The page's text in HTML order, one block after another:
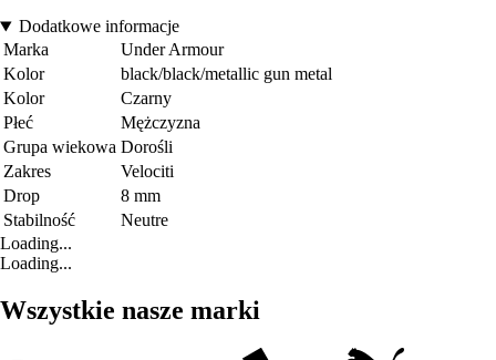
Dodatkowe informacje
Marka
Under Armour
Kolor
black/black/metallic gun metal
Kolor
Czarny
Płeć
Mężczyzna
Grupa wiekowa Dorośli
Zakres
Velociti
Drop
8 mm
Stabilność
Neutre
Loading...
Loading...
Wszystkie nasze marki